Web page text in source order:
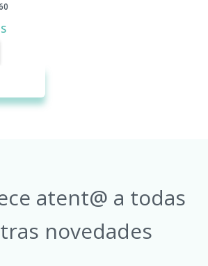
atent@ a todas
novedades